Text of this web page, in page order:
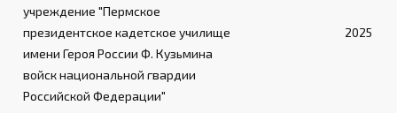
учреждение "Пермское
президентское кадетское училище
имени Героя России Ф. Кузьмина
войск национальной гвардии
Российской Федерации"
2025